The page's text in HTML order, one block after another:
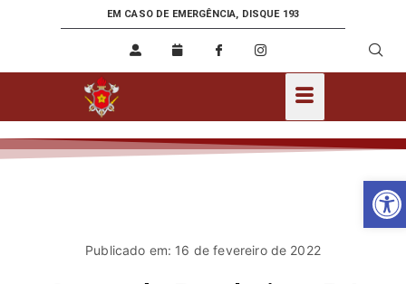
EM CASO DE EMERGÊNCIA, DISQUE 193
Publicado em: 16 de fevereiro de 2022